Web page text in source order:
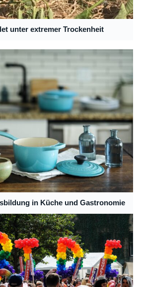
unter extremer Trockenheit
in Küche und Gastronomie